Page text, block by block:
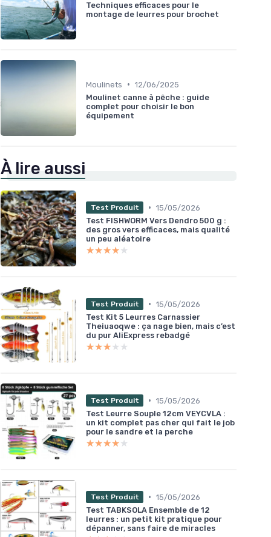
Techniques efficaces pour le
montage de leurres pour brochet
Moulinets • 12/06/2025
Moulinet canne à pêche : guide
complet pour choisir le bon
équipement
À lire aussi
Test Produit • 15/05/2026
Test FISHWORM Vers Dendro 500 g :
des gros vers efficaces, mais qualité
un peu aléatoire
★★★★★
★★★★★
Test Produit • 15/05/2026
Test Kit 5 Leurres Carnassier
Theiuaoqwe : ça nage bien, mais c’est
du pur AliExpress rebadgé
★★★★★
★★★★★
Test Produit • 15/05/2026
Test Leurre Souple 12cm VEYCVLA :
un kit complet pas cher qui fait le job
pour le sandre et la perche
★★★★★
★★★★★
Test Produit • 15/05/2026
Test TABKSOLA Ensemble de 12
leurres : un petit kit pratique pour
dépanner, sans faire de miracles